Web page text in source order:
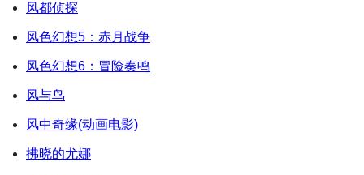
风都侦探
风色幻想5：赤月战争
风色幻想6：冒险奏鸣
风与鸟
风中奇缘(动画电影)
拂晓的尤娜